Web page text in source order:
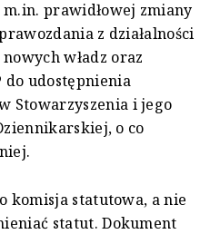
prawidłowej zmiany
z działalności
władz oraz
do udostępnienia
Stowarzyszenia i jego
o co
komisja statutowa, a nie
statut. Dokument